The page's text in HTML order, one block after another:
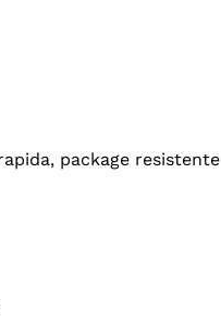
package resistente